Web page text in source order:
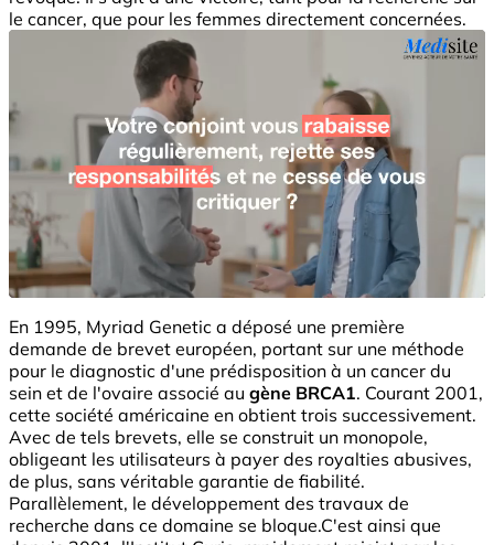
le cancer, que pour les femmes directement concernées.
En 1995, Myriad Genetic a déposé une première
demande de brevet européen, portant sur une méthode
pour le diagnostic d'une prédisposition à un cancer du
sein et de l'ovaire associé au gène BRCA1. Courant 2001,
cette société américaine en obtient trois successivement.
Avec de tels brevets, elle se construit un monopole,
obligeant les utilisateurs à payer des royalties abusives,
de plus, sans véritable garantie de fiabilité.
Parallèlement, le développement des travaux de
recherche dans ce domaine se bloque.C'est ainsi que